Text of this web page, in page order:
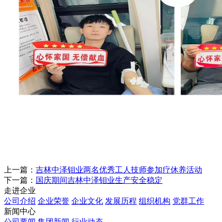
上一篇： 吉林中泽钼业两名优秀工人技师参加疗休养活动
下一篇： 国庆期间吉林中泽钼业生产安全稳定
走进企业
公司介绍 企业荣誉 企业文化 发展历程 组织机构 党群工作
新闻中心